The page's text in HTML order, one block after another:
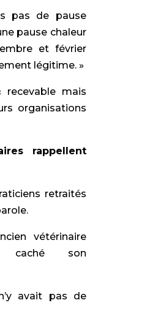
pas de pause
pause chaleur
et février
légitime. »
recevable mais
organisations
rappellent
retraités
vétérinaire
caché son
avait pas de